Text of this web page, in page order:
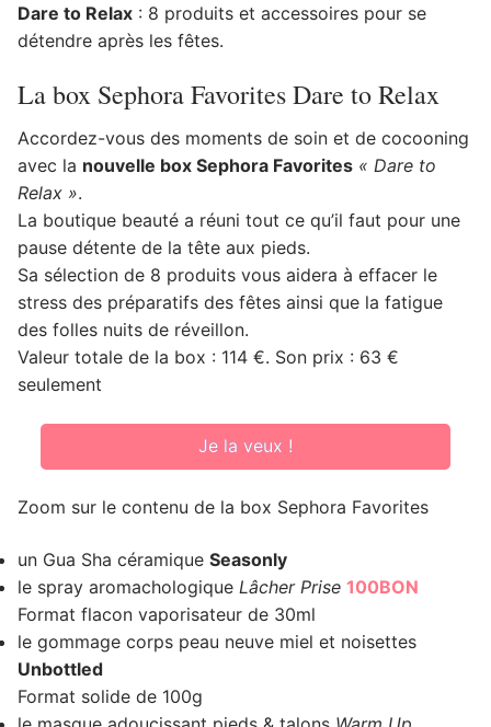
Dare to Relax : 8 produits et accessoires pour se
détendre après les fêtes.
La box Sephora Favorites Dare to Relax
Accordez-vous des moments de soin et de cocooning
avec la nouvelle box Sephora Favorites « Dare to
Relax ».
La boutique beauté a réuni tout ce qu’il faut pour une
pause détente de la tête aux pieds.
Sa sélection de 8 produits vous aidera à effacer le
stress des préparatifs des fêtes ainsi que la fatigue
des folles nuits de réveillon.
Valeur totale de la box : 114 €. Son prix : 63 €
seulement
Je la veux !
Zoom sur le contenu de la box Sephora Favorites
un Gua Sha céramique Seasonly
le spray aromachologique Lâcher Prise 100BON
Format flacon vaporisateur de 30ml
le gommage corps peau neuve miel et noisettes
Unbottled
Format solide de 100g